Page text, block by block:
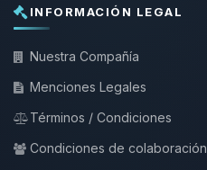
INFORMACIÓN LEGAL
Nuestra Compañía
Menciones Legales
Términos / Condiciones
Condiciones de colaboración